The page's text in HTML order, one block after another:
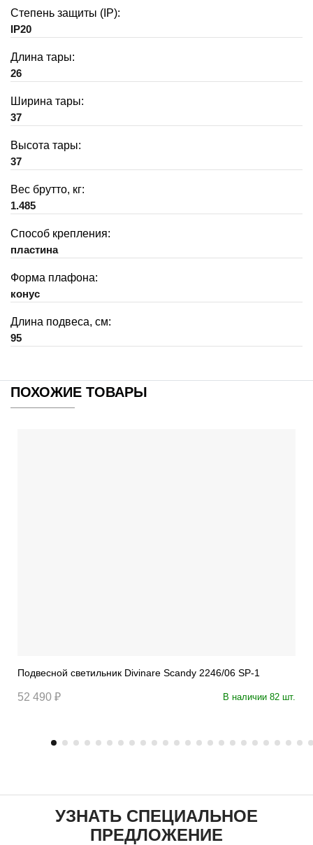
Степень защиты (IP):
IP20
Длина тары:
26
Ширина тары:
37
Высота тары:
37
Вес брутто, кг:
1.485
Способ крепления:
пластина
Форма плафона:
конус
Длина подвеса, см:
95
ПОХОЖИЕ ТОВАРЫ
Подвесной светильник Divinare Scandy 2246/06 SP-1
52 490 ₽ В наличии 82 шт.
УЗНАТЬ СПЕЦИАЛЬНОЕ
ПРЕДЛОЖЕНИЕ